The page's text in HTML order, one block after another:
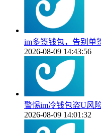
im多签钱包，告别单
2026-08-09 14:43:56
警惕im冷钱包盗U风
2026-08-09 14:01:32